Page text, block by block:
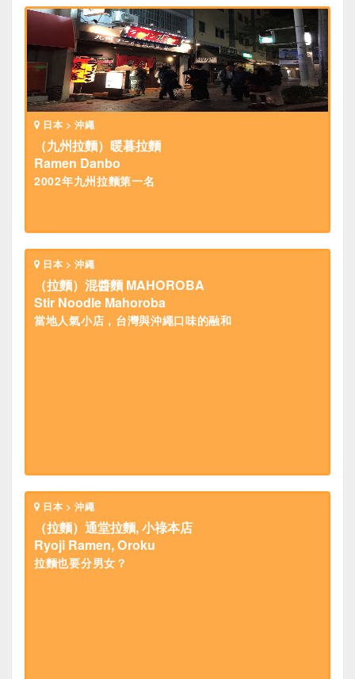
日本 > 沖繩
（九州拉麵）暖暮拉麵
Ramen Danbo
2002年九州拉麵第一名
日本 > 沖繩
（拉麵）混醬麵 MAHOROBA
Stir Noodle Mahoroba
當地人氣小店，台灣與沖繩口味的融和
日本 > 沖繩
（拉麵）通堂拉麵, 小祿本店
Ryoji Ramen, Oroku
拉麵也要分男女？